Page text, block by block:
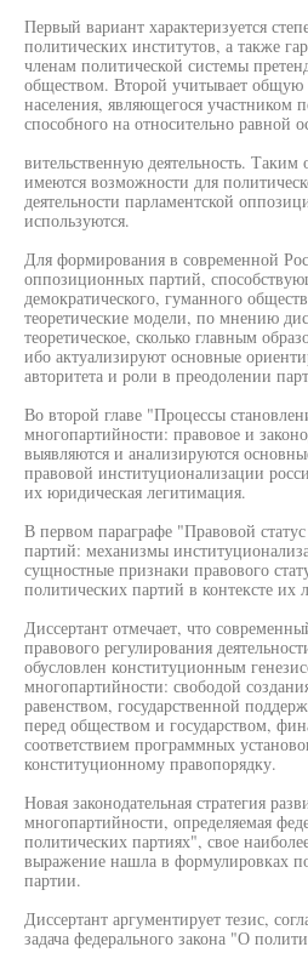
Первый вариант характеризуется
политических институтов, а также
членам политической системы
обществом. Второй учитывает общую
населения, являющегося участником
способного на относительно равной
вительственную деятельность. Таким
имеются возможности для
деятельности парламентской
используются.
Для формирования в современной
оппозиционных партий,
демократического, гуманного
теоретические модели, по мнению
теоретическое, сколько главным
ибо актуализируют основные
авторитета и роли в преодолении
Во второй главе "Процессы
многопартийности: правовое и
выявляются и анализируются
правовой институционализации
их юридическая легитимация.
В первом параграфе "Правовой
партий: механизмы
сущностные признаки правового
политических партий в контексте их
Диссертант отмечает, что
правового регулирования
обусловлен конституционным
многопартийности: свободой
равенством, государственной
перед обществом и государством,
соответствием программных
конституционному правопорядку.
Новая законодательная стратегия
многопартийности, определяемая
политических партиях", свое
выражение нашла в формулировках
партии.
Диссертант аргументирует тезис,
задача федерального закона "О